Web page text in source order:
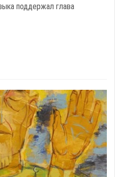
поддержал глава